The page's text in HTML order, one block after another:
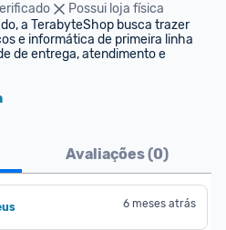
Possui loja física
a TerabyteShop busca trazer
e informática de primeira linha
de entrega, atendimento e
Avaliações (0)
6 meses atrás